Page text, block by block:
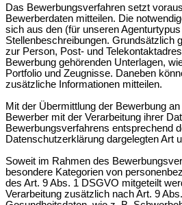
Das Bewerbungsverfahren setzt
Bewerberdaten mitteilen. Die
sich aus den (für unseren
Stellenbeschreibungen. Grundsätzlich
zur Person, Post- und
Bewerbung gehörenden Unterlagen,
Portfolio und Zeugnisse. Daneben
zusätzliche Informationen mitteilen.
Mit der Übermittlung der Bewerbung
Bewerber mit der Verarbeitung ihrer
Bewerbungsverfahrens entsprechend
Datenschutzerklärung dargelegten Art
Soweit im Rahmen des
besondere Kategorien von
des Art. 9 Abs. 1 DSGVO mitgeteilt
Verarbeitung zusätzlich nach Art. 9